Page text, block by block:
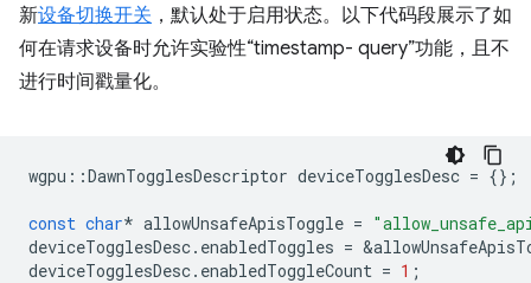
新设备切换开关 ，默认处于启用状态。以下代码段展示了如
何在请求设备时允许实验性“timestamp- query”功能，且不
进行时间戳量化。
wgpu ::DawnTogglesDescriptor deviceTogglesDesc = {};
const char* allowUnsafeApisToggle =
deviceTogglesDesc. enabledToggles = &
deviceTogglesDesc. enabledToggleCount = 1 ;